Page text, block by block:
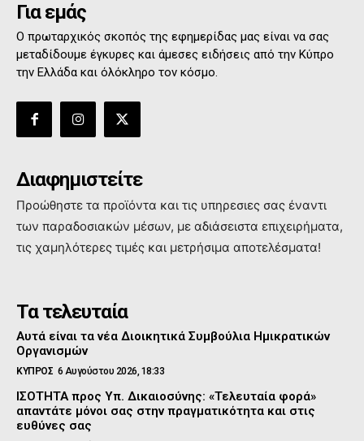
Για εμάς
Ο πρωταρχικός σκοπός της εφημερίδας μας είναι να σας
μεταδίδουμε έγκυρες και άμεσες ειδήσεις από την Κύπρο
την Ελλάδα και όλόκληρο τον κόσμο.
Διαφημιστείτε
Προώθηστε τα προϊόντα και τις υπηρεσιες σας έναντι
των παραδοσιακών μέσων, με αδιάσειστα επιχειρήματα,
τις χαμηλότερες τιμές και μετρήσιμα αποτελέσματα!
Τα τελευταία
Αυτά είναι τα νέα Διοικητικά Συμβούλια Ημικρατικών
Οργανισμών
ΚΥΠΡΟΣ 6 Αυγούστου 2026, 18:33
ΙΣΟΤΗΤΑ προς Υπ. Δικαιοσύνης: «Τελευταία φορά»
απαντάτε μόνοι σας στην πραγματικότητα και στις
ευθύνες σας